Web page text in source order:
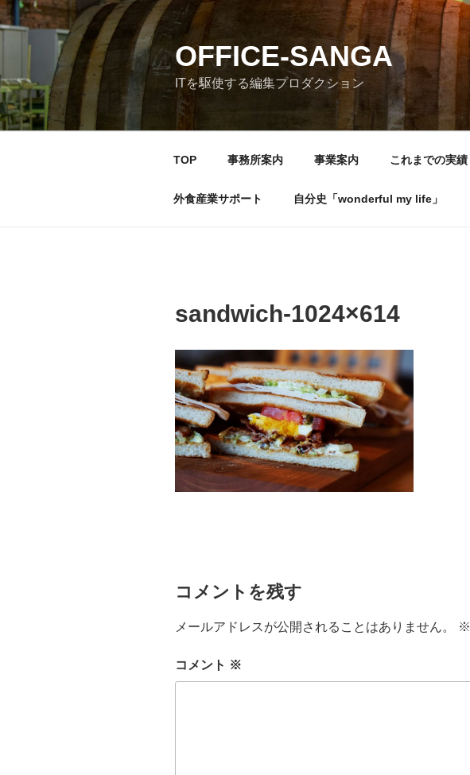
コ
ン
ツ
へ
ス
OFFICE-SANGA
ITを駆使する編集プロダクション
TOP 事務所案内 事業案内 これまでの実績
外食産業サポート 自分史「wonderful my life」
sandwich-1024×614
コメントを残す
メールアドレスが公開されることはありません。 ※
コメント ※